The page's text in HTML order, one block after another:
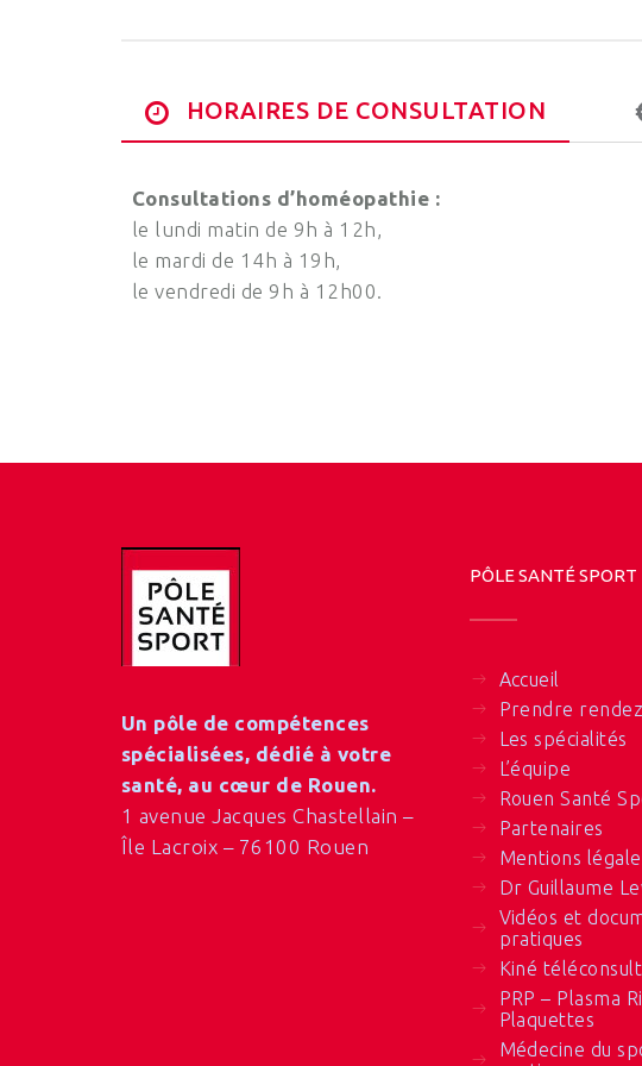
HORAIRES DE CONSULTATION
Consultations d’homéopathie :
le lundi matin de 9h à 12h,
le mardi de 14h à 19h,
le vendredi de 9h à 12h00.
Un pôle de compétences
spécialisées, dédié à votre
santé, au cœur de Rouen.
1 avenue Jacques Chastellain –
Île Lacroix – 76100 Rouen
PÔLE SANTÉ SPORT
Accueil
Prendre
Les spécialités
L’équipe
Rouen Santé
Partenaires
Mentions
Dr Guillaume
Vidéos et
pratiques
Kiné
PRP – Plasma
Plaquettes
Médecine du